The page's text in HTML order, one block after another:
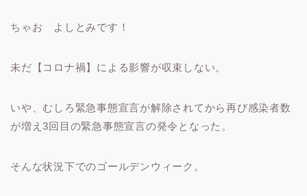
ちゃお よしとみです！
未だ【コロナ禍】による影響が収束しない。
いや、むしろ緊急事態宣言が解除されてから再び感染者数
が増え3回目の緊急事態宣言の発令となった。
そんな状況下でのゴールデンウィーク。